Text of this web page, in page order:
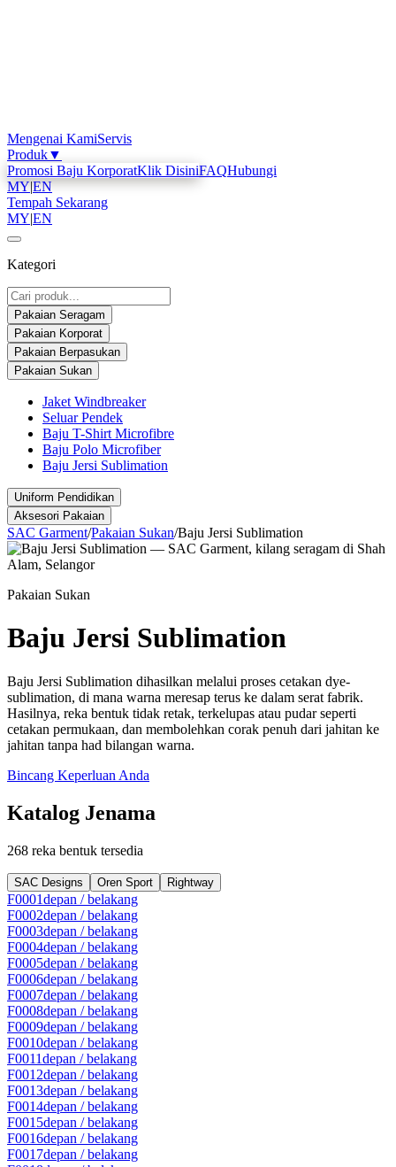
Mengenai KamiServis
Produk▼
Promosi Baju KorporatKlik DisiniFAQHubungi
MY|EN
Tempah Sekarang
MY|EN
Kategori
Pakaian Seragam
Pakaian Korporat
Pakaian Berpasukan
Pakaian Sukan
Jaket Windbreaker
Seluar Pendek
Baju T-Shirt Microfibre
Baju Polo Microfiber
Baju Jersi Sublimation
Uniform Pendidikan
Aksesori Pakaian
SAC Garment/Pakaian Sukan/Baju Jersi Sublimation
Pakaian Sukan
Baju Jersi Sublimation
Baju Jersi Sublimation dihasilkan melalui proses cetakan dye-
sublimation, di mana warna meresap terus ke dalam serat fabrik.
Hasilnya, reka bentuk tidak retak, terkelupas atau pudar seperti
cetakan permukaan, dan membolehkan corak penuh dari jahitan ke
jahitan tanpa had bilangan warna.
Bincang Keperluan Anda
Katalog Jenama
268 reka bentuk tersedia
SAC Designs Oren Sport Rightway
F0001depan / belakang
F0002depan / belakang
F0003depan / belakang
F0004depan / belakang
F0005depan / belakang
F0006depan / belakang
F0007depan / belakang
F0008depan / belakang
F0009depan / belakang
F0010depan / belakang
F0011depan / belakang
F0012depan / belakang
F0013depan / belakang
F0014depan / belakang
F0015depan / belakang
F0016depan / belakang
F0017depan / belakang